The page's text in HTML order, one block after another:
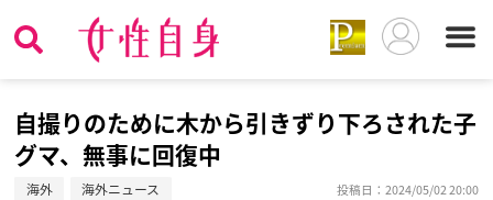
自撮りのために木から引きずり下ろされた子
グマ、無事に回復中
海外 海外ニュース 投稿日：2024/05/02 20:00